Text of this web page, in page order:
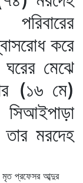
করে
মেঝে
(১৬ মে)
মরদেহ
মৃত প্রফেসর আব্দুর